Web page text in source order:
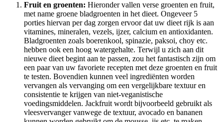
Fruit en groenten: Hieronder vallen verse groenten en fruit,
met name groene bladgroenten in het dieet. Ongeveer 5
porties hiervan per dag zorgen ervoor dat uw dieet rijk is aan
vitamines, mineralen, vezels, ijzer, calcium en antioxidanten.
Bladgroenten zoals boerenkool, spinazie, paksoi, choy etc.
hebben ook een hoog watergehalte. Terwijl u zich aan dit
nieuwe dieet begint aan te passen, zou het fantastisch zijn om
een ​​paar van uw favoriete recepten met deze groenten en fruit
te testen. Bovendien kunnen veel ingrediënten worden
vervangen als vervanging om een ​​vergelijkbare textuur en
consistentie te krijgen van niet-veganistische
voedingsmiddelen. Jackfruit wordt bijvoorbeeld gebruikt als
vleesvervanger vanwege de textuur, avocado en bananen